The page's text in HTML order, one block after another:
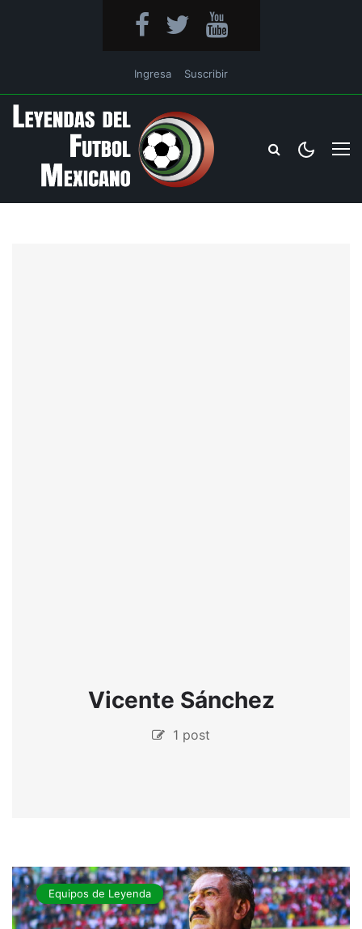
Ingresa Suscribir
Vicente Sánchez
1 post
Equipos de Leyenda